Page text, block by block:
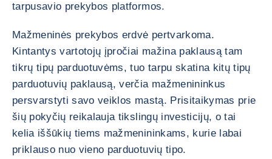
tarpusavio prekybos platformos.
Mažmeninės prekybos erdvė pertvarkoma.
Kintantys vartotojų įpročiai mažina paklausą tam
tikrų tipų parduotuvėms, tuo tarpu skatina kitų tipų
parduotuvių paklausą, verčia mažmenininkus
persvarstyti savo veiklos mastą. Prisitaikymas prie
šių pokyčių reikalauja tikslingų investicijų, o tai
kelia iššūkių tiems mažmenininkams, kurie labai
priklauso nuo vieno parduotuvių tipo.